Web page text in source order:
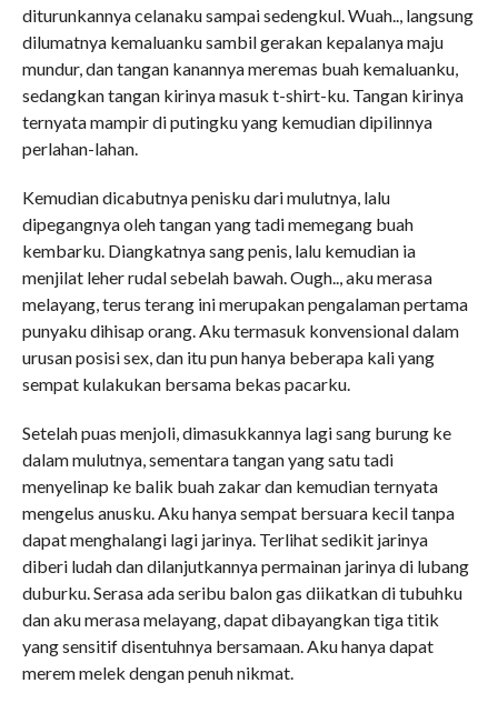
diturunkannya celanaku sampai sedengkul. Wuah.., langsung
dilumatnya kemaluanku sambil gerakan kepalanya maju
mundur, dan tangan kanannya meremas buah kemaluanku,
sedangkan tangan kirinya masuk t-shirt-ku. Tangan kirinya
ternyata mampir di putingku yang kemudian dipilinnya
perlahan-lahan.
Kemudian dicabutnya penisku dari mulutnya, lalu
dipegangnya oleh tangan yang tadi memegang buah
kembarku. Diangkatnya sang penis, lalu kemudian ia
menjilat leher rudal sebelah bawah. Ough.., aku merasa
melayang, terus terang ini merupakan pengalaman pertama
punyaku dihisap orang. Aku termasuk konvensional dalam
urusan posisi sex, dan itu pun hanya beberapa kali yang
sempat kulakukan bersama bekas pacarku.
Setelah puas menjoli, dimasukkannya lagi sang burung ke
dalam mulutnya, sementara tangan yang satu tadi
menyelinap ke balik buah zakar dan kemudian ternyata
mengelus anusku. Aku hanya sempat bersuara kecil tanpa
dapat menghalangi lagi jarinya. Terlihat sedikit jarinya
diberi ludah dan dilanjutkannya permainan jarinya di lubang
duburku. Serasa ada seribu balon gas diikatkan di tubuhku
dan aku merasa melayang, dapat dibayangkan tiga titik
yang sensitif disentuhnya bersamaan. Aku hanya dapat
merem melek dengan penuh nikmat.